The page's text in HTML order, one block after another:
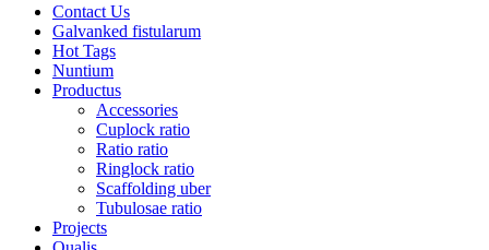
Contact Us
Galvanked fistularum
Hot Tags
Nuntium
Productus
Accessories
Cuplock ratio
Ratio ratio
Ringlock ratio
Scaffolding uber
Tubulosae ratio
Projects